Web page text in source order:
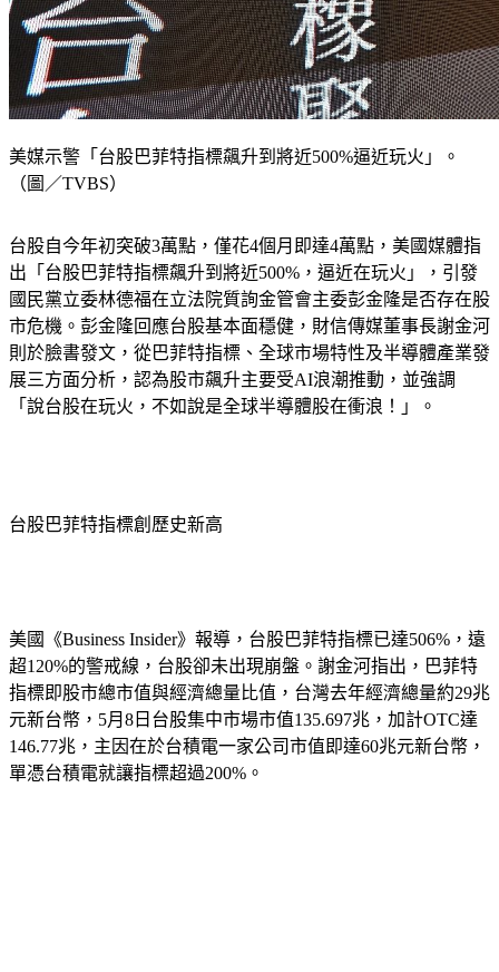
（圖／TVBS）
出「台股巴菲特指標飆升到將近500%，逼近在玩火」，引發
國民黨立委林德福在立法院質詢金管會主委彭金隆是否存在股
市危機。彭金隆回應台股基本面穩健，財信傳媒董事長謝金河
則於臉書發文，從巴菲特指標、全球市場特性及半導體產業發
展三方面分析，認為股市飆升主要受AI浪潮推動，並強調
「說台股在玩火，不如說是全球半導體股在衝浪！」。
超120%的警戒線，台股卻未出現崩盤。謝金河指出，巴菲特
指標即股市總市值與經濟總量比值，台灣去年經濟總量約29兆
元新台幣，5月8日台股集中市場市值135.697兆，加計OTC達
146.77兆，主因在於台積電一家公司市值即達60兆元新台幣，
單憑台積電就讓指標超過200%。